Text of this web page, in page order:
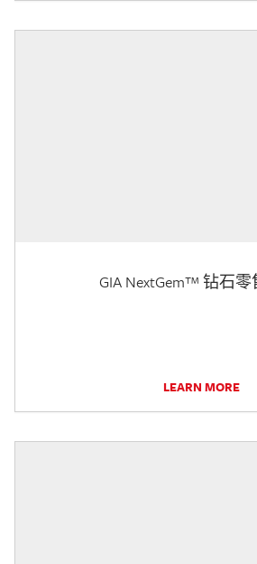
GIA NextGem™ 钻石
LEARN MORE